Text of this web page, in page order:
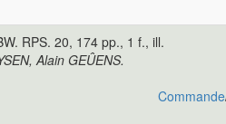
RPS. 20, 174 pp., 1 f., ill.
Alain GEÛENS.
Commande